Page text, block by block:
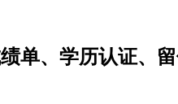
单、学历认证、